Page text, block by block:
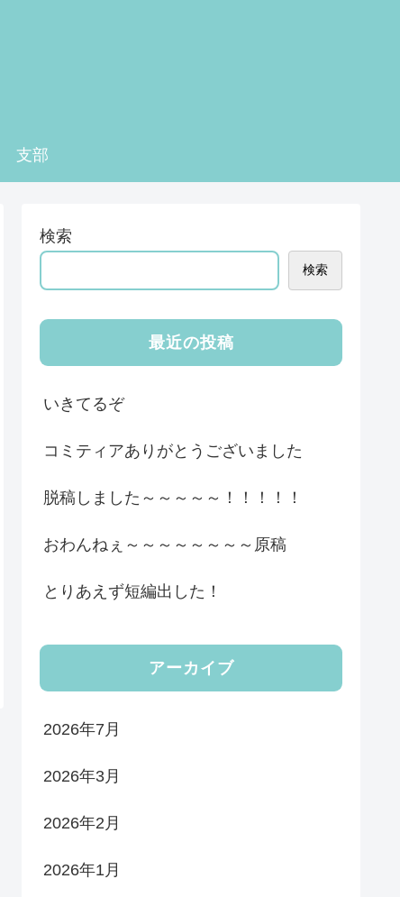
支部
検索
検索
最近の投稿
いきてるぞ
コミティアありがとうございました
脱稿しました～～～～～！！！！！
おわんねぇ～～～～～～～～原稿
とりあえず短編出した！
アーカイブ
2026年7月
2026年3月
2026年2月
2026年1月